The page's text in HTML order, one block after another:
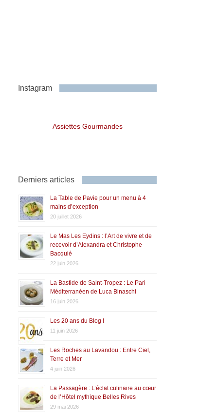
Instagram
Assiettes Gourmandes
Derniers articles
La Table de Pavie pour un menu à 4
mains d’exception
20 juillet 2026
Le Mas Les Eydins : l’Art de vivre et de
recevoir d’Alexandra et Christophe
Bacquié
22 juin 2026
La Bastide de Saint-Tropez : Le Pari
Méditerranéen de Luca Binaschi
16 juin 2026
Les 20 ans du Blog !
11 juin 2026
Les Roches au Lavandou : Entre Ciel,
Terre et Mer
4 juin 2026
La Passagère : L’éclat culinaire au cœur
de l’Hôtel mythique Belles Rives
29 mai 2026